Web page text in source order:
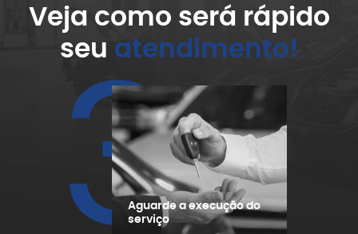
Veja como será rápido
seu atendimento!
3Aguarde a execução do
serviço